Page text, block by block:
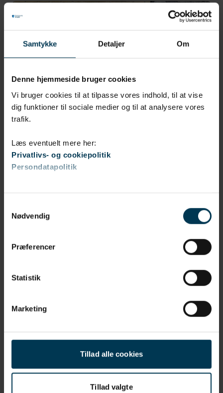
Samtykke Detaljer Om
Denne hjemmeside bruger cookies
Vi bruger cookies til at tilpasse vores indhold, til at vise
dig funktioner til sociale medier og til at analysere vores
trafik.
Læs eventuelt mere her:
Privatlivs- og cookiepolitik
Persondatapolitik
Nødvendig
Præferencer
Statistik
Marketing
Tillad alle cookies
Tillad valgte
Nødgeneratorer skaber tryghed for
op mod 1.000 sårbare borgere i